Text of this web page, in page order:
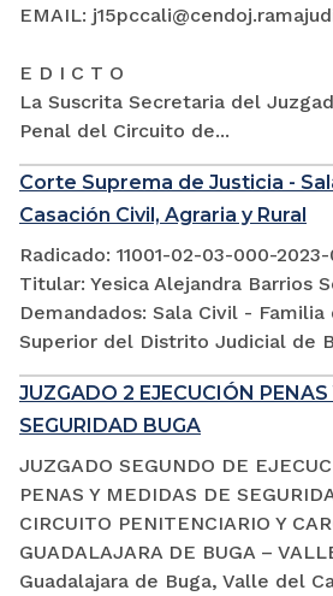
EMAIL:
E D I C T O
La Suscrita Secretaria del
Penal del Circuito de...
Corte Suprema de Justicia -
Casación Civil, Agraria y Rural
Radicado: 11001-02-03-000-
Titular: Yesica Alejandra Barrios
Demandados: Sala Civil -
Superior del Distrito Judicial de
JUZGADO 2 EJECUCIÓN
SEGURIDAD BUGA
JUZGADO SEGUNDO DE
PENAS Y MEDIDAS DE
CIRCUITO PENITENCIARIO Y
GUADALAJARA DE BUGA –
Guadalajara de Buga, Valle del